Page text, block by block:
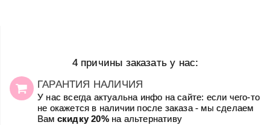
4 причины заказать у нас:
ГАРАНТИЯ НАЛИЧИЯ
У нас всегда актуальна инфо на сайте: если чего-то
не окажется в наличии после заказа - мы сделаем
Вам скидку 20%на альтернативу